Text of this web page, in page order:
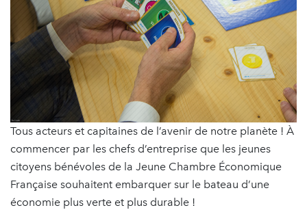
Tous acteurs et capitaines de l’avenir de notre planète ! À
commencer par les chefs d’entreprise que les jeunes
citoyens bénévoles de la Jeune Chambre Économique
Française souhaitent embarquer sur le bateau d’une
économie plus verte et plus durable !